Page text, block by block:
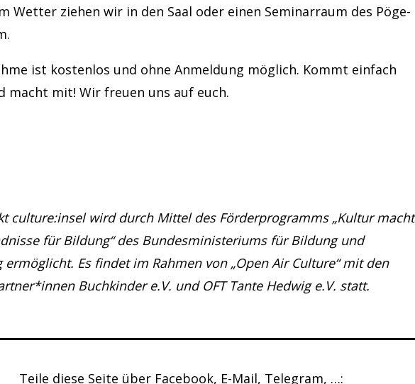
Wetter ziehen wir in den Saal oder einen Seminarraum des Pöge-
ist kostenlos und ohne Anmeldung möglich. Kommt einfach
macht mit! Wir freuen uns auf euch.
culture:insel wird durch Mittel des Förderprogramms „Kultur macht
für Bildung“ des Bundesministeriums für Bildung und
ermöglicht. Es findet im Rahmen von „Open Air Culture“ mit den
Buchkinder e.V. und OFT Tante Hedwig e.V. statt.
Teile diese Seite über Facebook, E-Mail, Telegram, …: